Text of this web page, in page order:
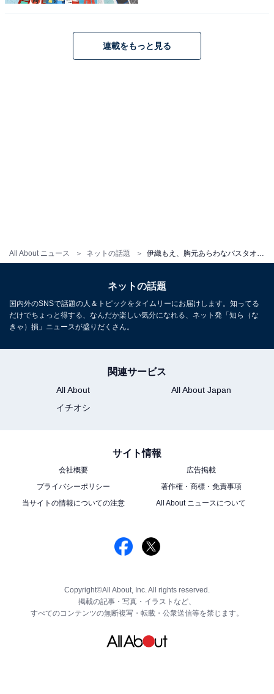
All About ニュース ネットの話題
連載をもっと見る
ネットの話題
国内外のSNSで話題の人＆トピックをタイムリーにお届けします。知ってる
だけでちょっと得する、なんだか楽しい気分になれる、ネット発「知ら（な
きゃ）損」ニュースが盛りだくさん。
関連サービス
All About
All About Japan
イチオシ
サイト情報
会社概要
広告掲載
プライバシーポリシー
著作権・商標・免責事項
当サイトの情報についての注意
All About ニュースについて
Copyright©All About, Inc. All rights reserved.
掲載の記事・写真・イラストなど、
すべてのコンテンツの無断複写・転載・公衆送信等を禁じます。